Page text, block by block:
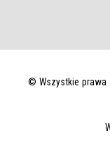
© Wszystkie prawa